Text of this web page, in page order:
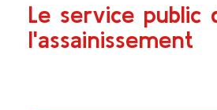
Le service public
l'assainissement